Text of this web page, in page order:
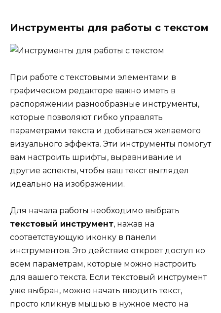
Инструменты для работы с текстом
При работе с текстовыми элементами в
графическом редакторе важно иметь в
распоряжении разнообразные инструменты,
которые позволяют гибко управлять
параметрами текста и добиваться желаемого
визуального эффекта. Эти инструменты помогут
вам настроить шрифты, выравнивание и
другие аспекты, чтобы ваш текст выглядел
идеально на изображении.
Для начала работы необходимо выбрать
текстовый инструмент, нажав на
соответствующую иконку в панели
инструментов. Это действие откроет доступ ко
всем параметрам, которые можно настроить
для вашего текста. Если текстовый инструмент
уже выбран, можно начать вводить текст,
просто кликнув мышью в нужное место на